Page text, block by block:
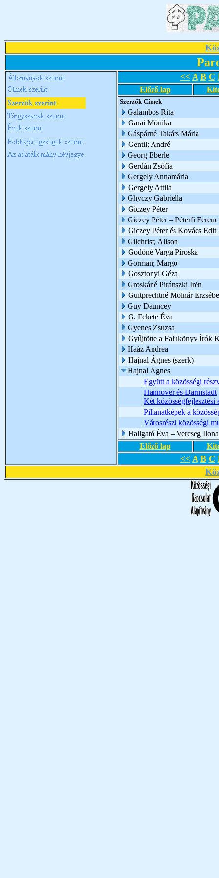
<< A B C
Előző lap
Szerzők Címek
Galambos Rita
Garai Mónika
Gáspárné Takáts Mária
Gentil; André
Georg Eberle
Gerdán Zsófia
Gergely Annamária
Gergely Attila
Ghyczy Gabriella
Giczey Péter
Giczey Péter – Péterfi Ferenc
Giczey Péter és Kovács Edit
Gilchrist; Alison
Godóné Varga Piroska
Gorman; Margo
Gosztonyi Géza
Groskáné Piránszki Irén
Guitprechtné Molnár
Guy Dauncey
G. Fekete Éva
Gyenes Zsuzsa
Gyűjtötte a Falukönyv Írók
Haáz Andrea
Hajnal Ágnes (szerk)
Hajnal Ágnes
Együtt a közösségi
Hannover és Darmstadt
Két közösségfejlesztési
Pillanatképek a
Városrészi közösségi
Hallgató Éva – Vercseg Ilona
Előző lap
<< A B C